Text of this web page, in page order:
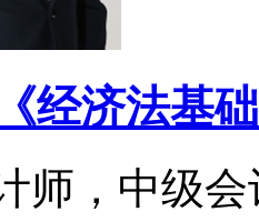
经济法基
师，中级